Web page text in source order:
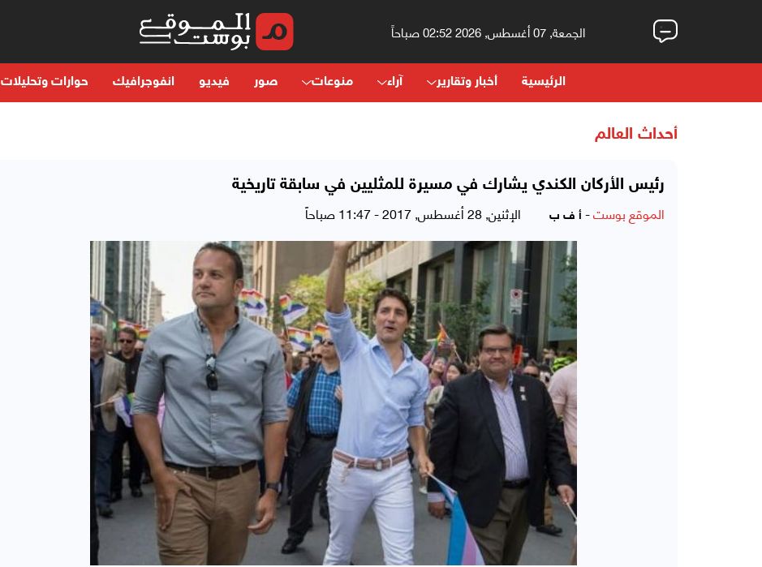
الجمعة, 07 أغسطس, 2026 02:52 صباحاً
الرئيسية أخبار وتقارير آراء منوعات صور فيديو انفوجرافيك حوارات وتحليلات
أحداث العالم
رئيس الأركان الكندي يشارك في مسيرة للمثليين في سابقة تاريخية
الموقع بوست- أ ف ب الإثنين, 28 أغسطس, 2017 - 11:47 صباحاً